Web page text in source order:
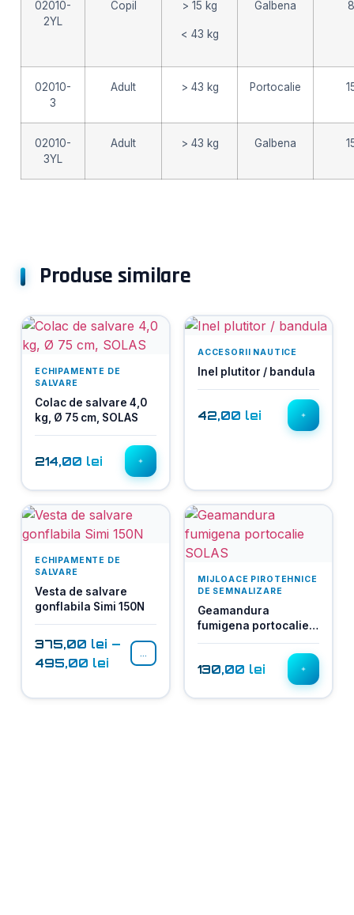
02010-
2YL
Copil > 15 kg
< 43 kg
Galbena
02010-
3
Adult > 43 kg Portocalie
02010-
3YL
Adult > 43 kg Galbena
Produse similare
ECHIPAMENTE DE
SALVARE
Colac de salvare 4,0
kg, Ø 75 cm, SOLAS
214,00 lei
ACCESORII NAUTICE
Inel plutitor / bandula
42,00 lei
ECHIPAMENTE DE
SALVARE
Vesta de salvare
gonflabila Simi 150N
375,00 lei –
495,00 lei
...
MIJLOACE PIROTEHNICE
DE SEMNALIZARE
Geamandura
fumigena portocalie
SOLAS
130,00 lei